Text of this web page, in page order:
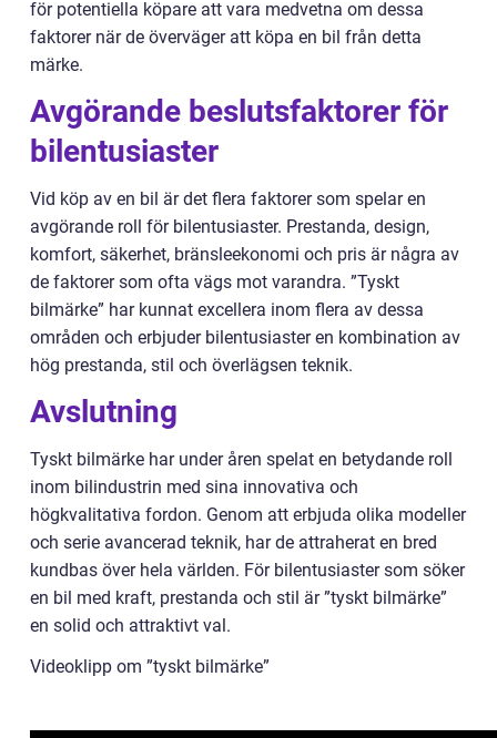
för potentiella köpare att vara medvetna om dessa
faktorer när de överväger att köpa en bil från detta
märke.
Avgörande beslutsfaktorer för
bilentusiaster
Vid köp av en bil är det flera faktorer som spelar en
avgörande roll för bilentusiaster. Prestanda, design,
komfort, säkerhet, bränsleekonomi och pris är några av
de faktorer som ofta vägs mot varandra. ”Tyskt
bilmärke” har kunnat excellera inom flera av dessa
områden och erbjuder bilentusiaster en kombination av
hög prestanda, stil och överlägsen teknik.
Avslutning
Tyskt bilmärke har under åren spelat en betydande roll
inom bilindustrin med sina innovativa och
högkvalitativa fordon. Genom att erbjuda olika modeller
och serie avancerad teknik, har de attraherat en bred
kundbas över hela världen. För bilentusiaster som söker
en bil med kraft, prestanda och stil är ”tyskt bilmärke”
en solid och attraktivt val.
Videoklipp om ”tyskt bilmärke”